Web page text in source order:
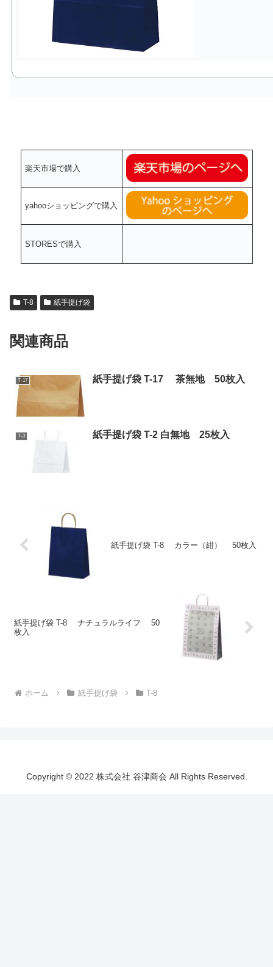
楽天市場で購入
yahooショッピングで購入
STORESで購入
T-8 紙手提げ袋
関連商品
T-17 紙手提げ袋 T-17 茶無地 50枚入
T-3 紙手提げ袋 T-2 白無地 25枚入
紙手提げ袋 T-8 カラー（紺） 50枚入
紙手提げ袋 T-8 ナチュラルライフ 50
枚入
ホーム 紙手提げ袋 T-8
Copyright © 2022 株式会社 谷津商会 All Rights Reserved.